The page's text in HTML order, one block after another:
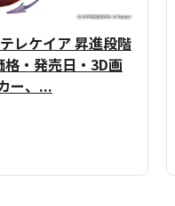
レケイア 昇進段階
格・発売日・3D画
ー、...